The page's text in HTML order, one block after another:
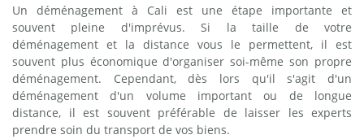
Un déménagement à Cali est une étape importante et
souvent pleine d'imprévus. Si la taille de votre
déménagement et la distance vous le permettent, il est
souvent plus économique d'organiser soi-même son propre
déménagement. Cependant, dès lors qu'il s'agit d'un
déménagement d'un volume important ou de longue
distance, il est souvent préférable de laisser les experts
prendre soin du transport de vos biens.